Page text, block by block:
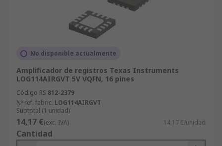
No disponible actualmente
Amplificador de registros Texas Instruments
LOG114AIRGVT 5V VQFN, 16 pines
Código RS 812-2379
Nº ref. fabric. LOG114AIRGVT
Subtotal (1 unidad)
14,17 €(exc. IVA) 14,17 €/unidad
Cantidad